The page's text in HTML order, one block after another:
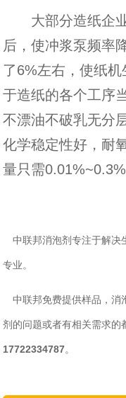
大部分造纸企业
后，使冲浆泵频率
了6%左右，使纸
于造纸的各个工序
不漂油不破乳无分
化学稳定性好，耐
量只需0.01%~0.3%
中联邦消泡剂专注于解决
专业。
中联邦免费提供样品，消
剂 的问题或者有相关需求的
17722334787。